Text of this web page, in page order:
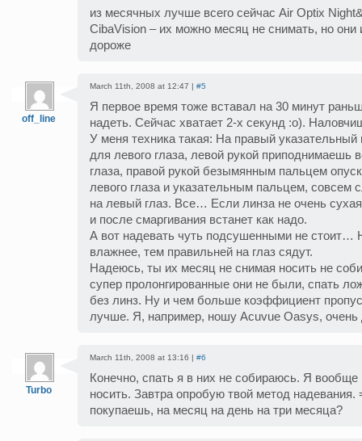
из месячных лучше всего сейчас Air Optix
CibaVision – их можно месяц не снимать, но они
дороже
off_line
March 11th, 2008 at 12:47 | #5
Я первое время тоже вставал на 30 минут
надеть. Сейчас хватает 2-х секунд :о).
У меня техника такая: На правый
для левого глаза, левой рукой приподнимаешь
глаза, правой рукой безымянным пальцем
левого глаза и указательным пальцем, совсем
на левый глаз. Все… Если линза не очень
и после смаргивания встанет как надо.
А вот надевать чуть подсушенными не стоит…
влажнее, тем правильней на глаз сядут.
Надеюсь, ты их месяц не снимая носить не
супер пролонгированные они не были, спать
без линз. Ну и чем больше коэффициент
лучше. Я, например, ношу Acuvue Oasys,
Turbo
March 11th, 2008 at 13:16 | #6
Конечно, спать я в них не собираюсь. Я вообще
носить. Завтра опробую твой метод надевания.
покупаешь, на месяц на день на три месяца?